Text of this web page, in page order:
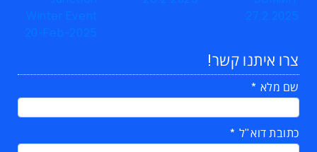
צרו איתנו קשר!
שם מלא
כתובת דוא"ל